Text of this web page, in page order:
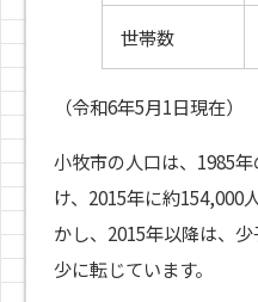
世帯数
（令和6年5月1日現在）
小牧市の人口は、1985
け、2015年に約154,000
かし、2015年以降は、
少に転じています。